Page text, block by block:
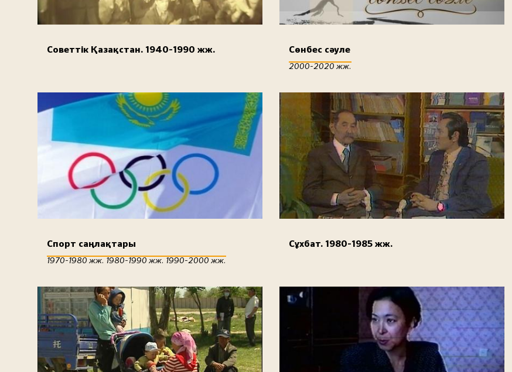
Советтік Қазақстан. 1940-1990 жж. Сөнбес сәуле
2000-2020 жж.
Спорт саңлақтары
1970-1980 жж. 1980-1990 жж. 1990-2000 жж.
Сұхбат. 1980-1985 жж.